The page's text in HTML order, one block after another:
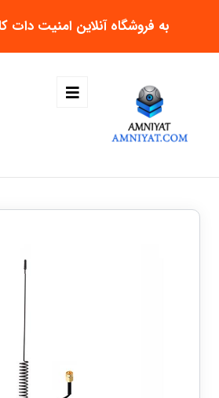
به فروشگاه آنلاین امنیت دات